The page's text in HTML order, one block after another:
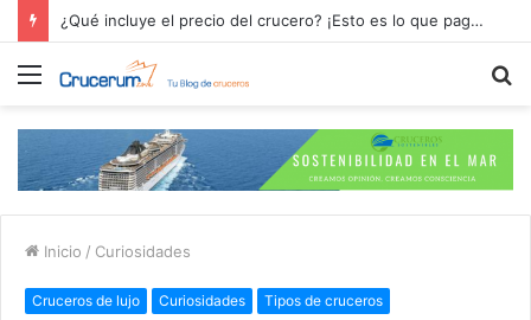
Residencias Ulyssia: Lo Nuevo en Cruceros Personalizados de Lujo
Menú
Inicio / Curiosidades
Cruceros de lujo Curiosidades
Tipos de cruceros